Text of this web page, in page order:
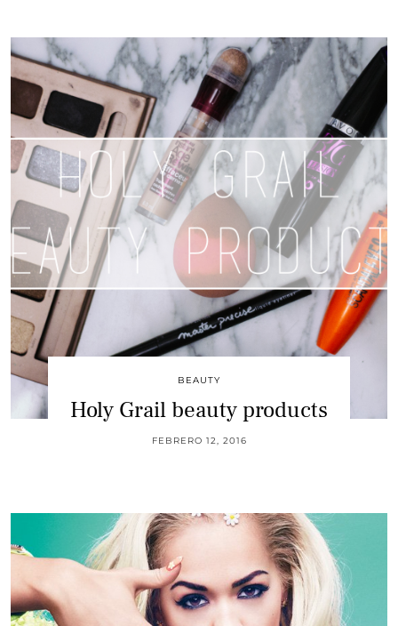
BEAUTY
Holy Grail beauty products
FEBRERO 12, 2016